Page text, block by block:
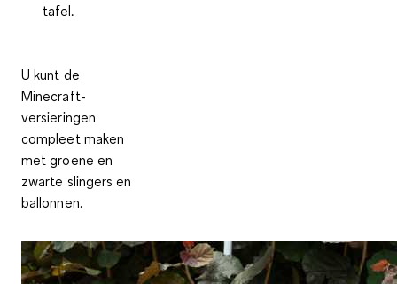
tafel.
U kunt de
Minecraft-
versieringen
compleet maken
met groene en
zwarte slingers en
ballonnen.